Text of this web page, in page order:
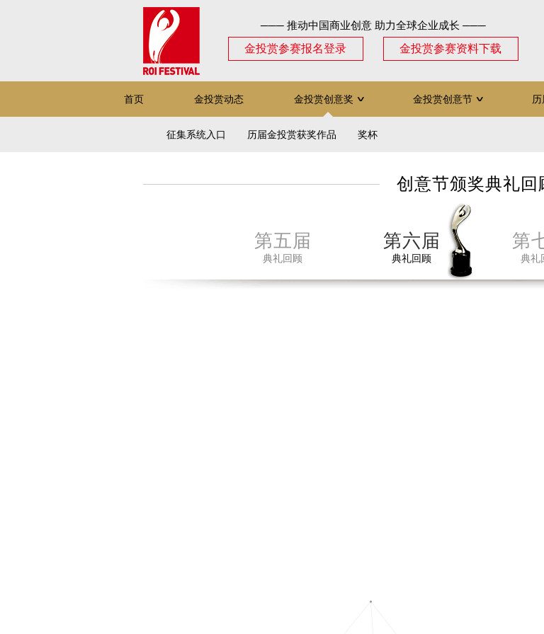
─── 推动中国商业创意 助力全球企业成长 ───
金投赏参赛报名登录
金投赏参赛资料下载
首页 金投赏动态 金投赏创意奖 ∨ 金投赏创意节 ∨
征集系统入口 历届金投赏获奖作品 奖杯
创意节颁奖典礼回
第五届
典礼回顾
第六届
典礼回顾
第
典礼